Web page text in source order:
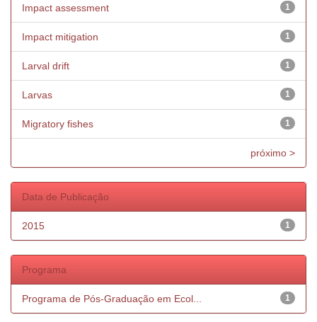
1
Impact assessment
1
Impact mitigation
1
Larval drift
1
Larvas
1
Migratory fishes
próximo >
Data de Publicação
1
2015
Programa
1
Programa de Pós-Graduação em Ecol...